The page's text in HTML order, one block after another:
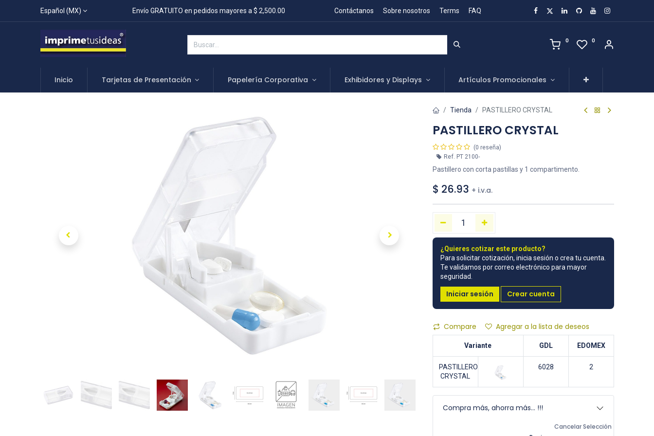
Español (MX) Envío GRATUITO en pedidos mayores a $ 2,500.00 Contáctanos Sobre nosotros Terms FAQ
0 0
Inicio Tarjetas de Presentación Papelería Corporativa Exhibidores y Displays Artículos Promocionales
Tienda PASTILLERO CRYSTAL
PASTILLERO CRYSTAL
(0 reseña)
Ref. PT 2100-
Pastillero con corta pastillas y 1 compartimento.
$ 26.93 + i.v.a.
¿Quieres cotizar este producto?
Para solicitar cotización, inicia sesión o crea tu cuenta.
Te validamos por correo electrónico para mayor
seguridad.
Iniciar sesión Crear cuenta
Compare Agregar a la lista de deseos
Variante GDL EDOMEX
PASTILLERO
CRYSTAL
6028 2
Compra más, ahorra más... !!!
Cancelar Selección